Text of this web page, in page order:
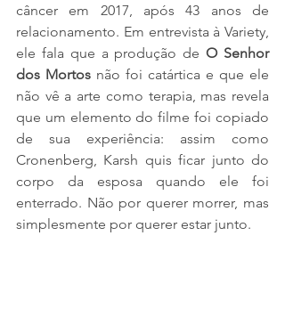
câncer em 2017, após 43 anos de
relacionamento. Em entrevista à Variety,
ele fala que a produção de O Senhor
dos Mortos não foi catártica e que ele
não vê a arte como terapia, mas revela
que um elemento do filme foi copiado
de sua experiência: assim como
Cronenberg, Karsh quis ficar junto do
corpo da esposa quando ele foi
enterrado. Não por querer morrer, mas
simplesmente por querer estar junto.